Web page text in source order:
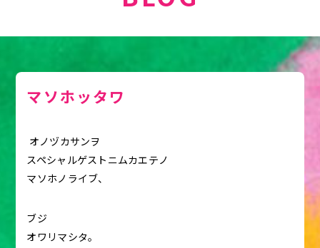
マソホッタワ
オノヅカサンヲ
スペシャルゲストニムカエテノ
マソホノライブ、
ブジ
オワリマシタ。